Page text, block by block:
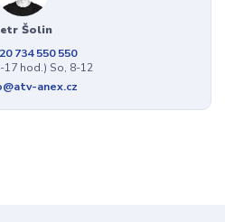
Šolin
734 550 550
17 hod.) So, 8-12
anex.cz